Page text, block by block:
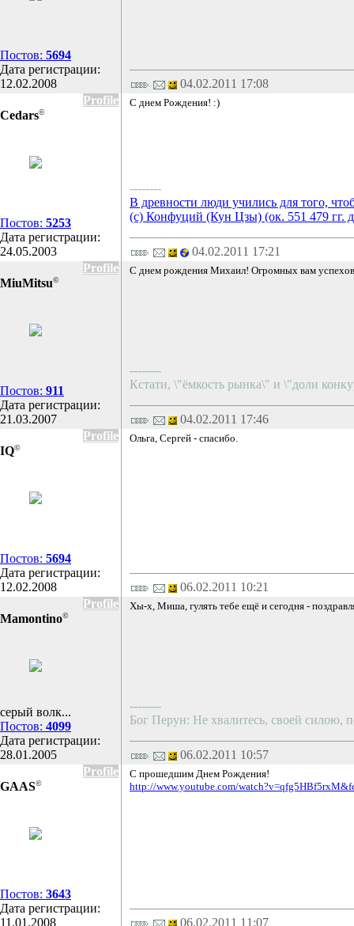
Постов: 5694
Дата регистрации:
12.02.2008
04.02.2011 17:08
Profile
Cedars©
Постов: 5253
Дата регистрации:
24.05.2003
С днем Рождения! :)
--------
В древности люди учились для того,
(с) Конфуций (Кун Цзы) (ок. 551 479 гг.
04.02.2011 17:21
Profile
MiuMitsu©
Постов: 911
Дата регистрации:
21.03.2007
С днем рождения Михаил! Огромных вам
--------
Кстати, \"ёмкость рынка\" и \"доли
04.02.2011 17:46
Profile
IQ©
Постов: 5694
Дата регистрации:
12.02.2008
Ольга, Сергей - спасибо.
06.02.2011 10:21
Profile
Mamontino©
серый волк...
Постов: 4099
Дата регистрации:
28.01.2005
Хы-х, Миша, гулять тебе ещё и сегодня -
--------
Бог Перун: Не хвалитесь, своей силою,
06.02.2011 10:57
Profile
GAAS©
Постов: 3643
Дата регистрации:
11.01.2008
С прошедшим Днем Рождения!
http://www.youtube.com/
06.02.2011 11:07